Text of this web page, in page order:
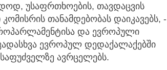
უსაფრთხოების, თავდაცვის
თანამდებობას დაიკავებს, -
და ევროპული
ევროპულ დედაქალაქებში
ავრცელებს.